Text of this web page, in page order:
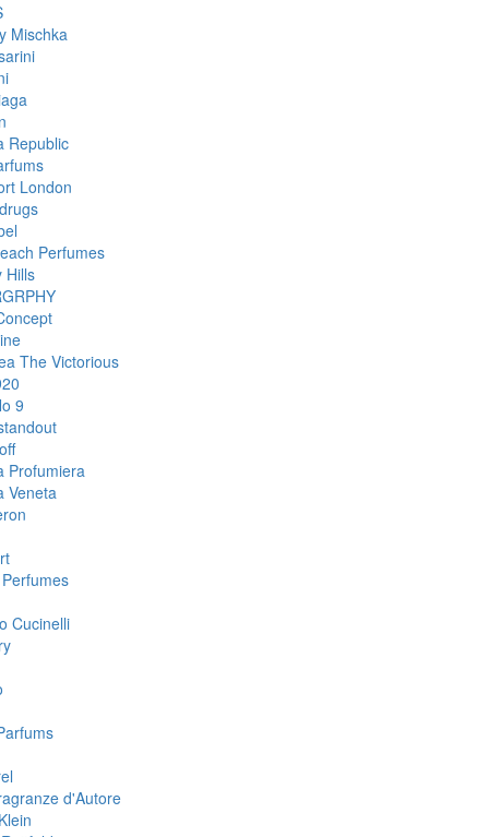
Mischka
Republic
London
Perfumes
Hills
The Victorious
9
Profumiera
Veneta
Cucinelli
d'Autore